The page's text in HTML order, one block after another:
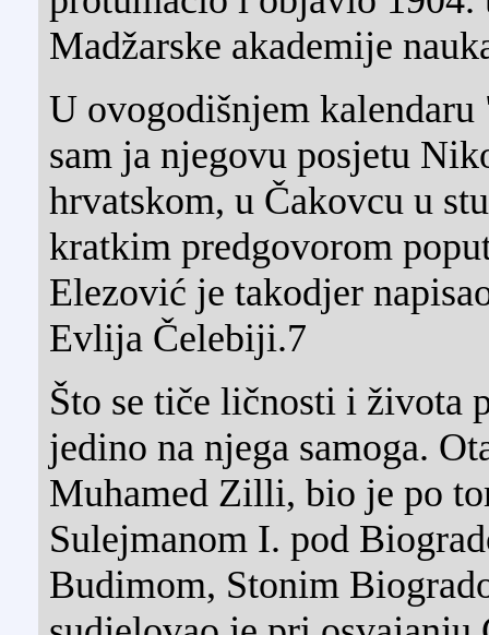
Madžarske akademije
U ovogodišnjem
sam ja njegovu posjetu
hrvatskom, u Čakovcu u
kratkim predgovorom
Elezović je takodjer
Evlija Čelebiji.7
Što se tiče ličnosti i života
jedino na njega samoga.
Muhamed Zilli, bio je po
Sulejmanom I. pod
Budimom, Stonim